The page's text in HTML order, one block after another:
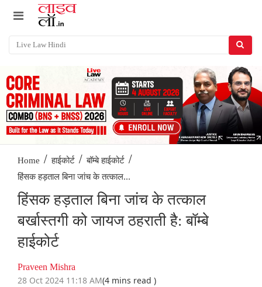
Home / हाईकोर्ट / बॉम्बे हाईकोर्ट /
हिंसक हड़ताल बिना जांच के तत्काल...
हिंसक हड़ताल बिना जांच के तत्काल
बर्खास्तगी को जायज ठहराती है: बॉम्बे
हाईकोर्ट
Praveen Mishra
28 Oct 2024 11:18 AM(4 mins read )